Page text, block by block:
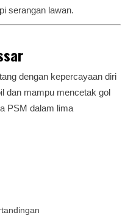
serangan lawan.
dengan kepercayaan diri
dan mampu mencetak gol
PSM dalam lima